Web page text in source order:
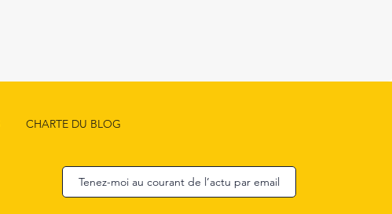
CHARTE DU BLOG
Tenez-moi au courant de l’actu par email